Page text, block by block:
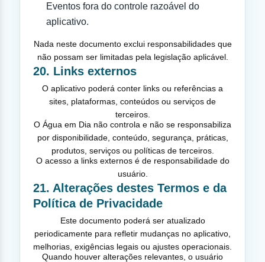
Eventos fora do controle razoável do
aplicativo.
Nada neste documento exclui responsabilidades que
não possam ser limitadas pela legislação aplicável.
20. Links externos
O aplicativo poderá conter links ou referências a
sites, plataformas, conteúdos ou serviços de
terceiros.
O Água em Dia não controla e não se responsabiliza
por disponibilidade, conteúdo, segurança, práticas,
produtos, serviços ou políticas de terceiros.
O acesso a links externos é de responsabilidade do
usuário.
21. Alterações destes Termos e da
Política de Privacidade
Este documento poderá ser atualizado
periodicamente para refletir mudanças no aplicativo,
melhorias, exigências legais ou ajustes operacionais.
Quando houver alterações relevantes, o usuário